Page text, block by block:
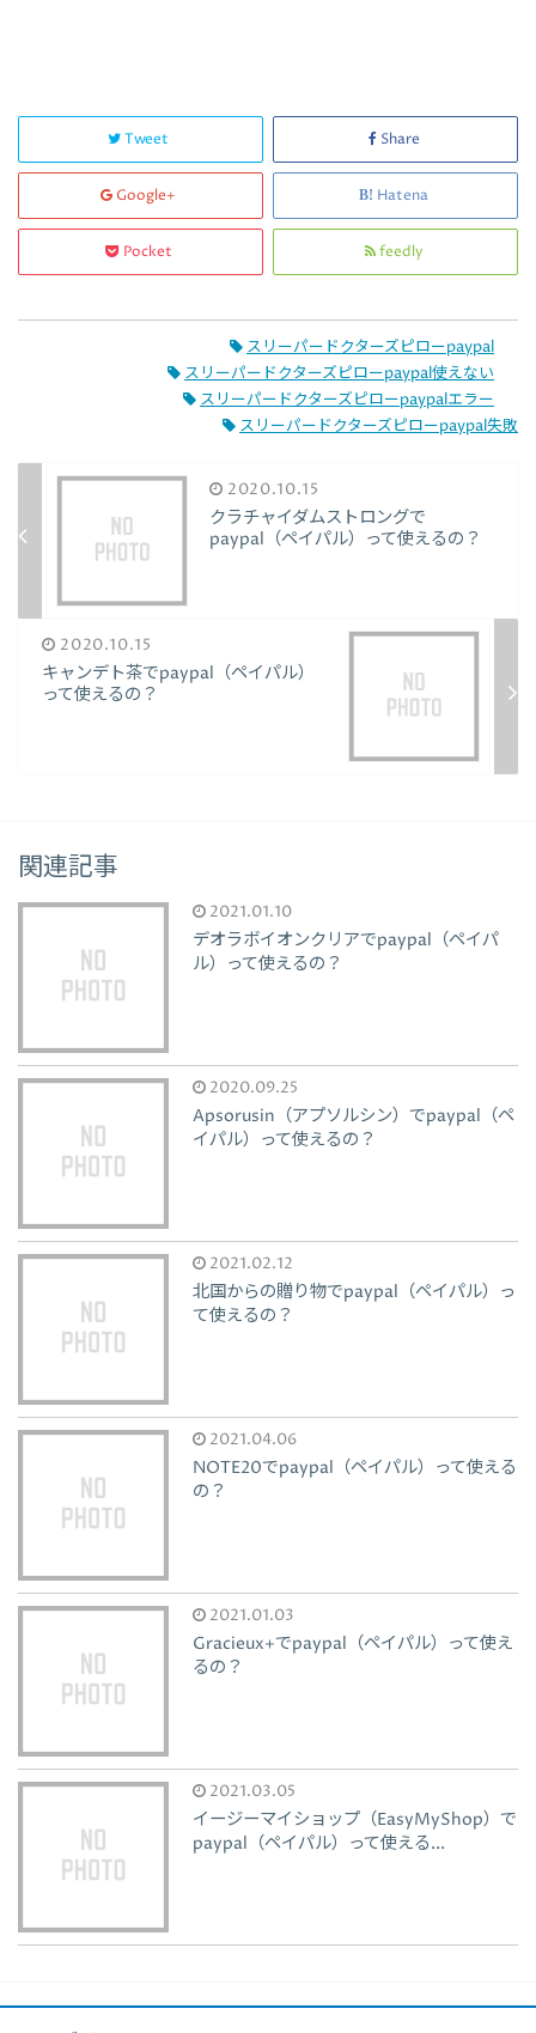
Tweet Share
Google+ Hatena
Pocket feedly
スリーパードクターズピローpaypal
スリーパードクターズピローpaypal使えない
スリーパードクターズピローpaypalエラー
スリーパードクターズピローpaypal失敗
2020.10.15
クラチャイダムストロングで
paypal（ペイパル）って使えるの？
2020.10.15
キャンデト茶でpaypal（ペイパル）
って使えるの？
関連記事
2021.01.10
デオラボイオンクリアでpaypal（ペイパ
ル）って使えるの？
2020.09.25
Apsorusin（アプソルシン）でpaypal（ペ
イパル）って使えるの？
2021.02.12
北国からの贈り物でpaypal（ペイパル）っ
て使えるの？
2021.04.06
NOTE20でpaypal（ペイパル）って使える
の？
2021.01.03
Gracieux+でpaypal（ペイパル）って使え
るの？
2021.03.05
イージーマイショップ（EasyMyShop）で
paypal（ペイパル）って使える...